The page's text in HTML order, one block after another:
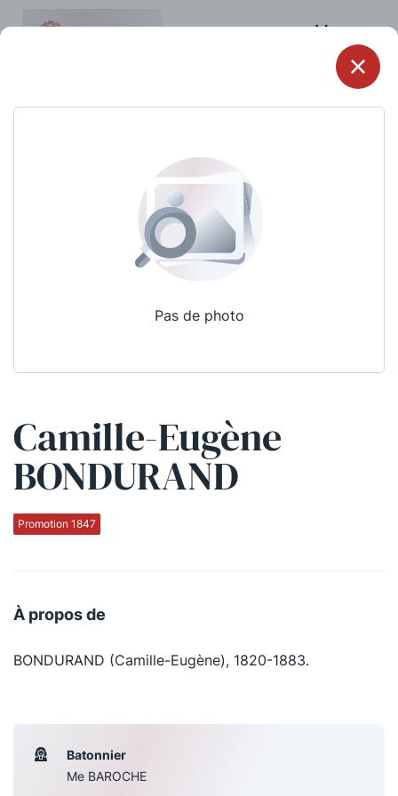
Menu
Pas de photo
Camille-Eugène
BONDURAND
Promotion 1847
À propos de
BONDURAND (Camille-Eugène), 1820-1883.
Batonnier
Me BAROCHE
Qui sommes-nous ?
La Conférence
La défense pénale
Le Concours de la Conférence
La Petite Conférence